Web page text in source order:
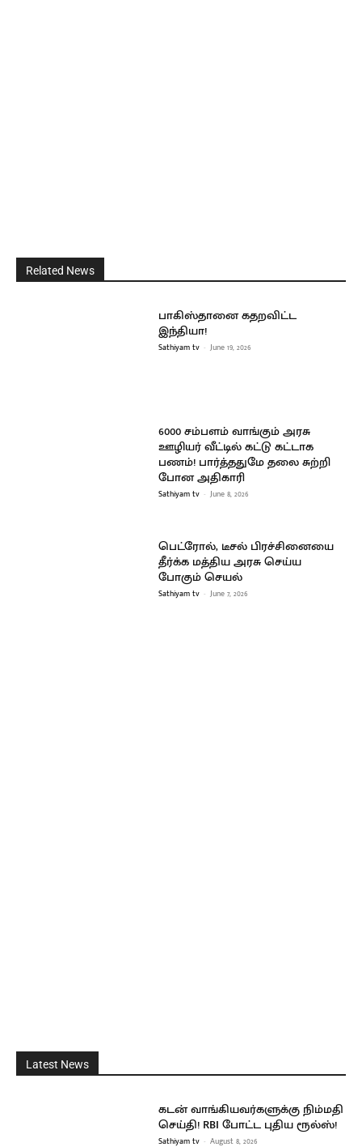
Related News
பாகிஸ்தானை கதறவிட்ட
இந்தியா!
Sathiyam tv - June 19, 2026
6000 சம்பளம் வாங்கும் அரசு
ஊழியர் வீட்டில் கட்டு கட்டாக
பணம்! பார்த்ததுமே தலை சுற்றி
போன அதிகாரி
Sathiyam tv - June 8, 2026
பெட்ரோல், டீசல் பிரச்சினையை
தீர்க்க மத்திய அரசு செய்ய
போகும் செயல்
Sathiyam tv - June 7, 2026
Latest News
கடன் வாங்கியவர்களுக்கு நிம்மதி
செய்தி! RBI போட்ட புதிய ரூல்ஸ்!
Sathiyam tv - August 8, 2026